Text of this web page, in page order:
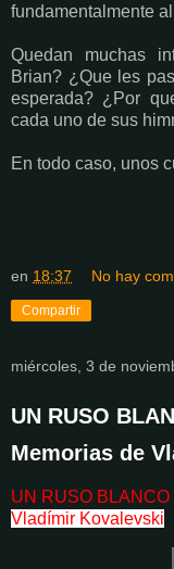
fundamentalmente
Quedan muchas
Brian? ¿Que les
esperada? ¿Por
cada uno de sus
En todo caso, unos
en 18:37 No hay
Compartir
miércoles, 3 de
UN RUSO
Memorias de
UN RUSO
Vladímir Kovalevski